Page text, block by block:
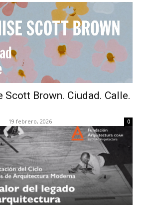
Scott Brown. Ciudad. Calle.
19 febrero, 2026 0